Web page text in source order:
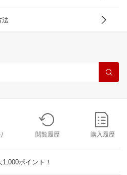
法
閲覧履歴 購入履歴
ポイント！